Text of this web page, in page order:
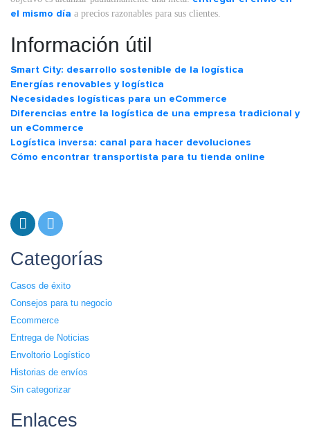
el mismo día a precios razonables para sus clientes.
Información útil
Smart City: desarrollo sostenible de la logística
Energías renovables y logística
Necesidades logísticas para un eCommerce
Diferencias entre la logística de una empresa tradicional y
un eCommerce
Logística inversa: canal para hacer devoluciones
Cómo encontrar transportista para tu tienda online
Categorías
Casos de éxito
Consejos para tu negocio
Ecommerce
Entrega de Noticias
Envoltorio Logístico
Historias de envíos
Sin categorizar
Enlaces